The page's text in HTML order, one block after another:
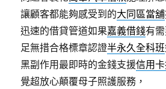
讓顧客都能夠感受到的大同區當舖
迅速的借貸管道如果嘉義借錢有
足無措合格標章認證半永久全科班
黑副作用最即時的金錢支援信用
覺超放心顛覆母子照護服務，